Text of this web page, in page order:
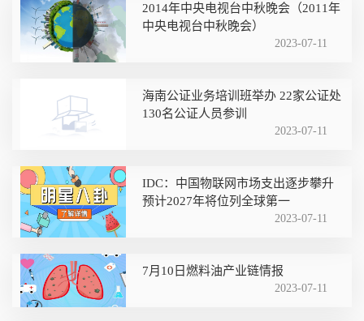
2014年中央电视台中秋晚会（2011年
中央电视台中秋晚会）
2023-07-11
海南公证业务培训班举办 22家公证处
130名公证人员参训
2023-07-11
IDC：中国物联网市场支出逐步攀升
预计2027年将位列全球第一
2023-07-11
7月10日燃料油产业链情报
2023-07-11